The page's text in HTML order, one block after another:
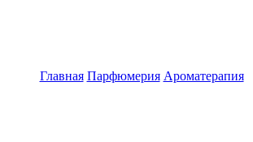
Главная Парфюмерия Ароматерапия